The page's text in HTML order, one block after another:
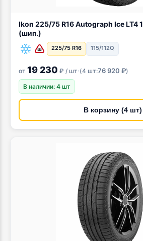
Ikon 225/75 R16 Autograph Ice LT4 115/112Q LT TL
(шип.)
225/75 R16 115/112Q
от 19 230 ₽ / шт·(4 шт:76 920 ₽)
В наличии: 4 шт
В корзину (4 шт)